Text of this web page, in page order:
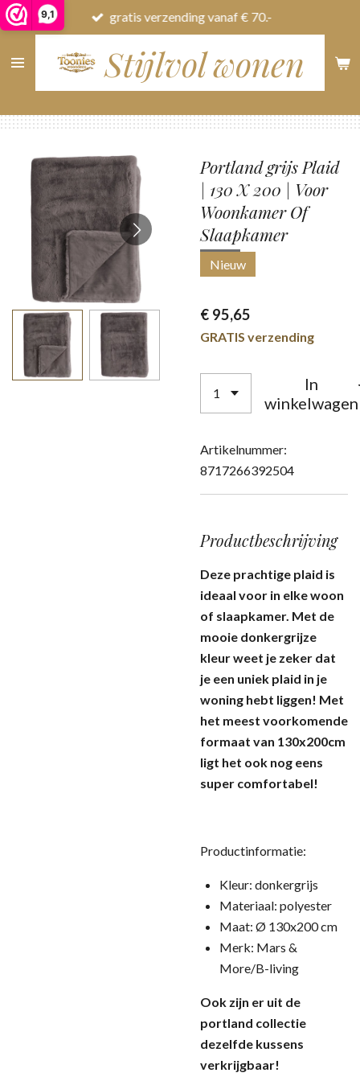
9,1
Ga
direct
naar
Stijlvol wonen
gratis verzending vanaf € 70.-
Portland grijs Plaid
| 130 X 200 | Voor
Woonkamer Of
Slaapkamer
Nieuw
€ 95,65
GRATIS verzending
In
winkelwagen
Artikelnummer:
8717266392504
Productbeschrijving
Deze prachtige plaid is
ideaal voor in elke woon
of slaapkamer. Met de
mooie donkergrijze
kleur weet je zeker dat
je een uniek plaid in je
woning hebt liggen! Met
het meest voorkomende
formaat van 130x200cm
ligt het ook nog eens
super comfortabel!
Productinformatie:
Kleur: donkergrijs
Materiaal: polyester
Maat: Ø 130x200 cm
Merk: Mars &
More/B-living
Ook zijn er uit de
portland collectie
dezelfde kussens
verkrijgbaar!